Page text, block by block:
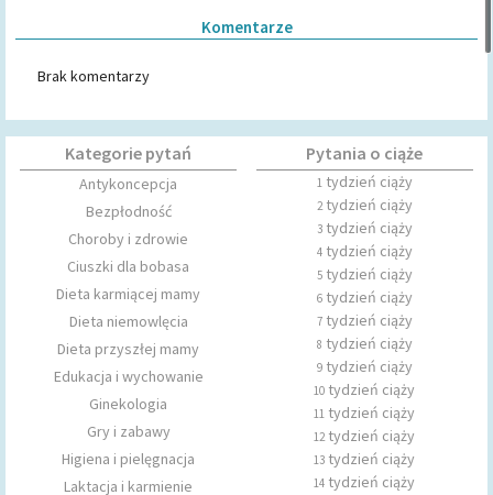
Komentarze
Brak komentarzy
Kategorie pytań
Antykoncepcja
Bezpłodność
Choroby i zdrowie
Ciuszki dla bobasa
Dieta karmiącej mamy
Dieta niemowlęcia
Dieta przyszłej mamy
Edukacja i wychowanie
Ginekologia
Gry i zabawy
Higiena i pielęgnacja
Laktacja i karmienie
Pytania o ciąże
1tydzień ciąży
2tydzień ciąży
3tydzień ciąży
4tydzień ciąży
5tydzień ciąży
6tydzień ciąży
7tydzień ciąży
8 tydzień ciąży
9tydzień ciąży
10 tydzień ciąży
11 tydzień ciąży
12tydzień ciąży
13 tydzień ciąży
14 tydzień ciąży